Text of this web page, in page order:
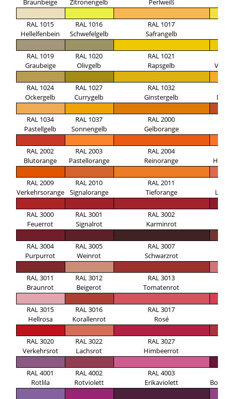
RAL 1015
Hellelfenbein
RAL 1016
Schwefelgelb
RAL 1017
Safrangelb
RAL 1019
Graubeige
RAL 1020
Olivgelb
RAL 1021
Rapsgelb
RAL 1024
Ockergelb
RAL 1027
Currygelb
RAL 1032
Ginstergelb
RAL 1034
Pastellgelb
RAL 1037
Sonnengelb
RAL 2000
Gelborange
RAL 2002
Blutorange
RAL 2003
Pastellorange
RAL 2004
Reinorange
RAL 2009
Verkehrsorange
RAL 2010
Signalorange
RAL 2011
Tieforange
RAL 3000
Feuerrot
RAL 3001
Signalrot
RAL 3002
Karminrot
RAL 3004
Purpurrot
RAL 3005
Weinrot
RAL 3007
Schwarzrot
RAL 3011
Braunrot
RAL 3012
Beigerot
RAL 3013
Tomatenrot
RAL 3015
Hellrosa
RAL 3016
Korallenrot
RAL 3017
Rosé
RAL 3020
Verkehrsrot
RAL 3022
Lachsrot
RAL 3027
Himbeerrot
RAL 4001
Rotlila
RAL 4002
Rotviolett
RAL 4003
Erikaviolett